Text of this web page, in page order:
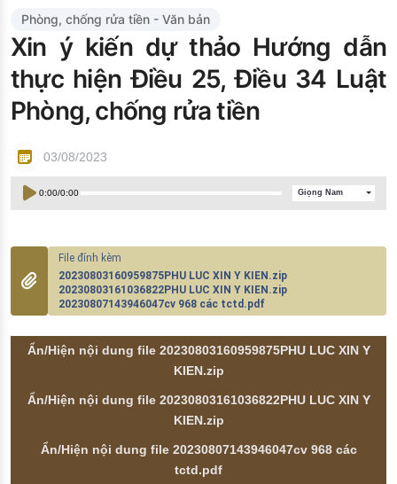
Đào tạo ISO
Phòng, chống rửa tiền - Văn bản
Xin ý kiến dự thảo Hướng dẫn
thực hiện Điều 25, Điều 34 Luật
Phòng, chống rửa tiền
03/08/2023
0:00/0:00 Giọng Nam
20230803160959875PHU LUC XIN Y KIEN.zip
20230803161036822PHU LUC XIN Y KIEN.zip
20230807143946047cv 968 các tctd.pdf
Ẩn/Hiện nội dung file 20230803160959875PHU LUC XIN Y
KIEN.zip
Ẩn/Hiện nội dung file 20230803161036822PHU LUC XIN Y
KIEN.zip
Ẩn/Hiện nội dung file 20230807143946047cv 968 các
tctd.pdf